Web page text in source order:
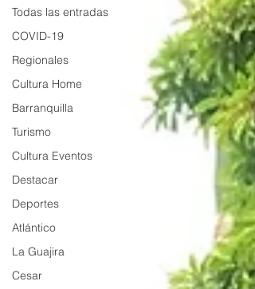
Todas las entradas
COVID-19
Regionales
Cultura Home
Barranquilla
Turismo
Cultura Eventos
Destacar
Deportes
Atlántico
La Guajira
Cesar